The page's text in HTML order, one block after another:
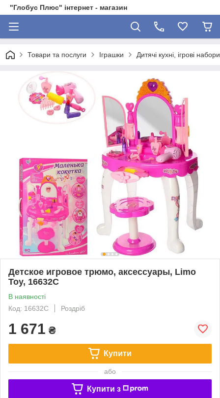
"Глобус Плюс" інтернет - магазин
Товари та послуги Іграшки Дитячі кухні, ігрові
Детское игровое трюмо, аксессуары, Limo
Toy, 16632C
В наявності
Код: 16632C
Роздріб
1 671 ₴
Купити
або
Купити з